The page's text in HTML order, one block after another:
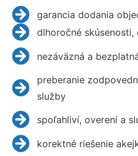
garancia dodania
dlhoročné
nezáväzná a
preberanie
služby
spoľahliví, overení a
korektné riešenie